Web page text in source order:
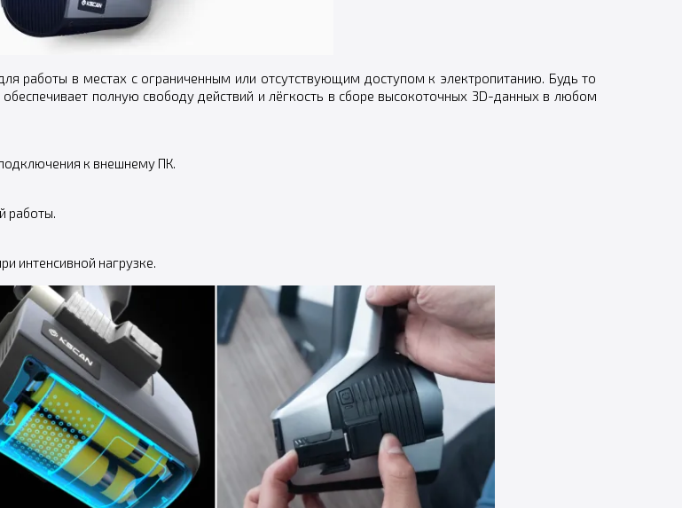
работы в местах с ограниченным или отсутствующим доступом к электропитанию. Будь то
полную свободу действий и лёгкость в сборе высокоточных 3D-данных в любом
к внешнему ПК.
работы.
интенсивной нагрузке.